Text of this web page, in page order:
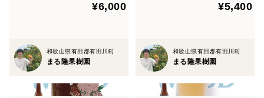
¥6,000
和歌山県有田郡有田川町
まる隆果樹園
¥5,400
和歌山県有田郡有田川町
まる隆果樹園